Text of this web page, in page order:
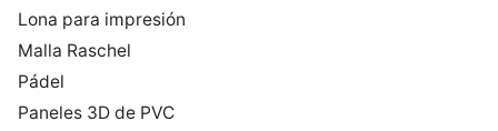
Lona para impresión
Malla Raschel
Pádel
Paneles 3D de PVC